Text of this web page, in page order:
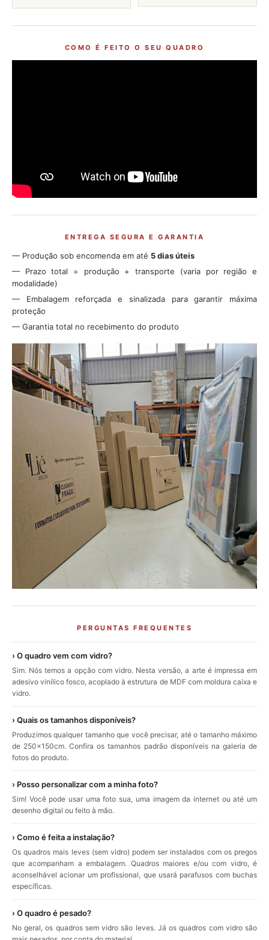
COMO É FEITO O SEU QUADRO
ENTREGA SEGURA E GARANTIA
— Produção sob encomenda em até 5 dias úteis
— Prazo total = produção + transporte (varia por região e
modalidade)
— Embalagem reforçada e sinalizada para garantir máxima
proteção
— Garantia total no recebimento do produto
PERGUNTAS FREQUENTES
› O quadro vem com vidro?
Sim. Nós temos a opção com vidro. Nesta versão, a arte é impressa em
adesivo vinílico fosco, acoplado à estrutura de MDF com moldura caixa e
vidro.
› Quais os tamanhos disponíveis?
Produzimos qualquer tamanho que você precisar, até o tamanho máximo
de 250x150cm. Confira os tamanhos padrão disponíveis na galeria de
fotos do produto.
› Posso personalizar com a minha foto?
Sim! Você pode usar uma foto sua, uma imagem da internet ou até um
desenho digital ou feito à mão.
› Como é feita a instalação?
Os quadros mais leves (sem vidro) podem ser instalados com os pregos
que acompanham a embalagem. Quadros maiores e/ou com vidro, é
aconselhável acionar um profissional, que usará parafusos com buchas
específicas.
› O quadro é pesado?
No geral, os quadros sem vidro são leves. Já os quadros com vidro são